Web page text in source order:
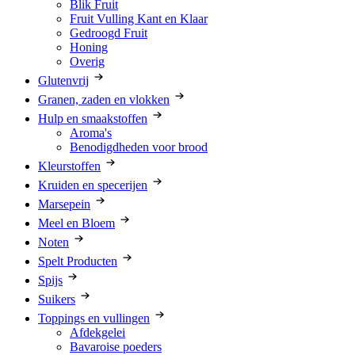
Blik Fruit
Fruit Vulling Kant en Klaar
Gedroogd Fruit
Honing
Overig
Glutenvrij
Granen, zaden en vlokken
Hulp en smaakstoffen
Aroma's
Benodigdheden voor brood
Kleurstoffen
Kruiden en specerijen
Marsepein
Meel en Bloem
Noten
Spelt Producten
Spijs
Suikers
Toppings en vullingen
Afdekgelei
Bavaroise poeders